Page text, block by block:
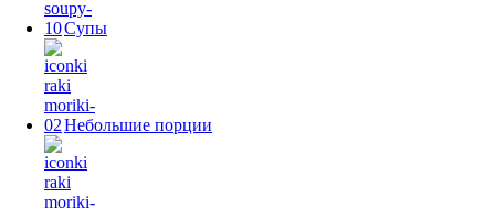
Супы
Небольшие порции